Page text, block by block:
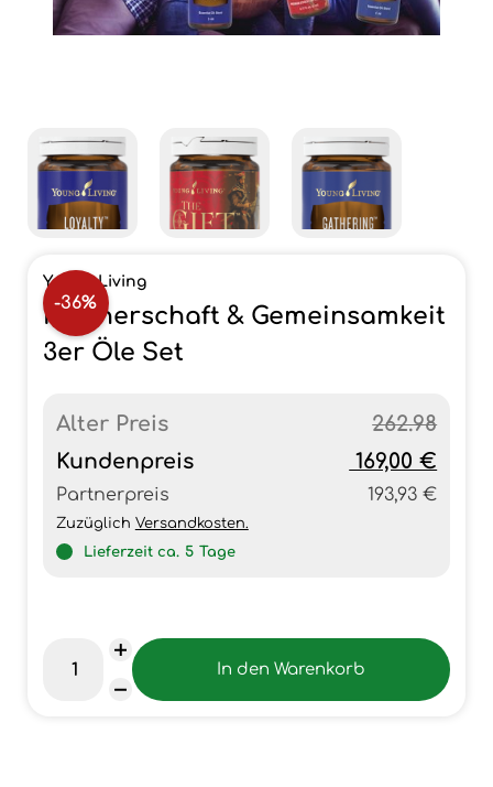
-36%
Young Living
Partnerschaft & Gemeinsamkeit
3er Öle Set
Alter Preis
262.98
Kundenpreis
169,00 €
Partnerpreis 193,93 €
Zuzüglich Versandkosten.
Lieferzeit ca. 5 Tage